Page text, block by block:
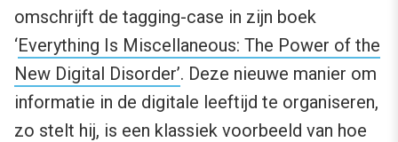
omschrijft de tagging-case in zijn boek
‘Everything Is Miscellaneous: The Power of the
New Digital Disorder’. Deze nieuwe manier om
informatie in de digitale leeftijd te organiseren,
zo stelt hij, is een klassiek voorbeeld van hoe